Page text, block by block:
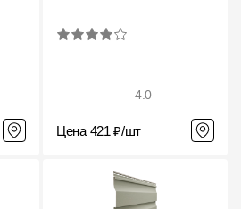
4.0
Цена 421 ₽/шт